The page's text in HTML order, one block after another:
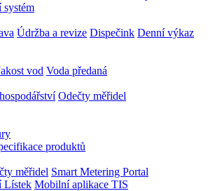
Údržba a revize Dispečink Denní výkaz
vod Voda předaná
Odečty měřidel
produktů
měřidel Smart Metering Portal
Lístek Mobilní aplikace TIS